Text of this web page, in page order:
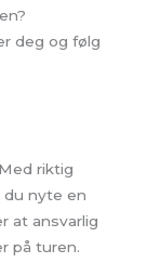
deg og følg
riktig
du nyte en
at ansvarlig
på turen.